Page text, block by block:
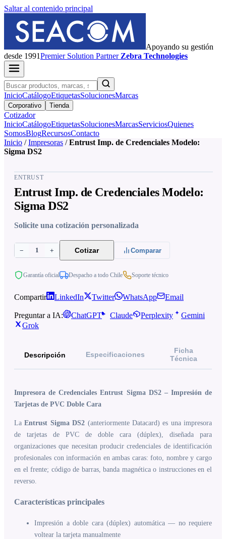
Saltar al contenido principal
Apoyando su gestión
desde 1991PremierSolution Partner Zebra Technologies
InicioCatálogoEtiquetasSolucionesMarcas
Corporativo Tienda
Cotizador
InicioCatálogoEtiquetasSolucionesMarcasServiciosQuienes
SomosBlogRecursosContacto
Inicio / Impresoras / Entrust Imp. de Credenciales Modelo:
Sigma DS2
ENTRUST
Entrust Imp. de Credenciales Modelo:
Sigma DS2
Solicite una cotización personalizada
− 1 + Cotizar Comparar
Garantía oficial Despacho a todo Chile Soporte técnico
Compartir LinkedIn Twitter WhatsApp Email
Preguntar a IA: ChatGPT Claude Perplexity
Gemini
Grok
Descripción Especificaciones
Ficha
Técnica
Impresora de Credenciales Entrust Sigma DS2 – Impresión de
Tarjetas de PVC Doble Cara
LaEntrust Sigma DS2 (anteriormente Datacard) es una impresora
de tarjetas de PVC de doble cara (dúplex), diseñada para
organizaciones que necesitan producir credenciales de identificación
profesionales con información en ambas caras: foto, nombre y cargo
en el frente; código de barras, banda magnética o instrucciones en el
reverso.
Características principales
Impresión a doble cara (dúplex) automática — no requiere
voltear la tarjeta manualmente